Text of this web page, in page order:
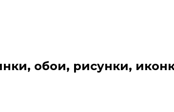
обои, рисунки,